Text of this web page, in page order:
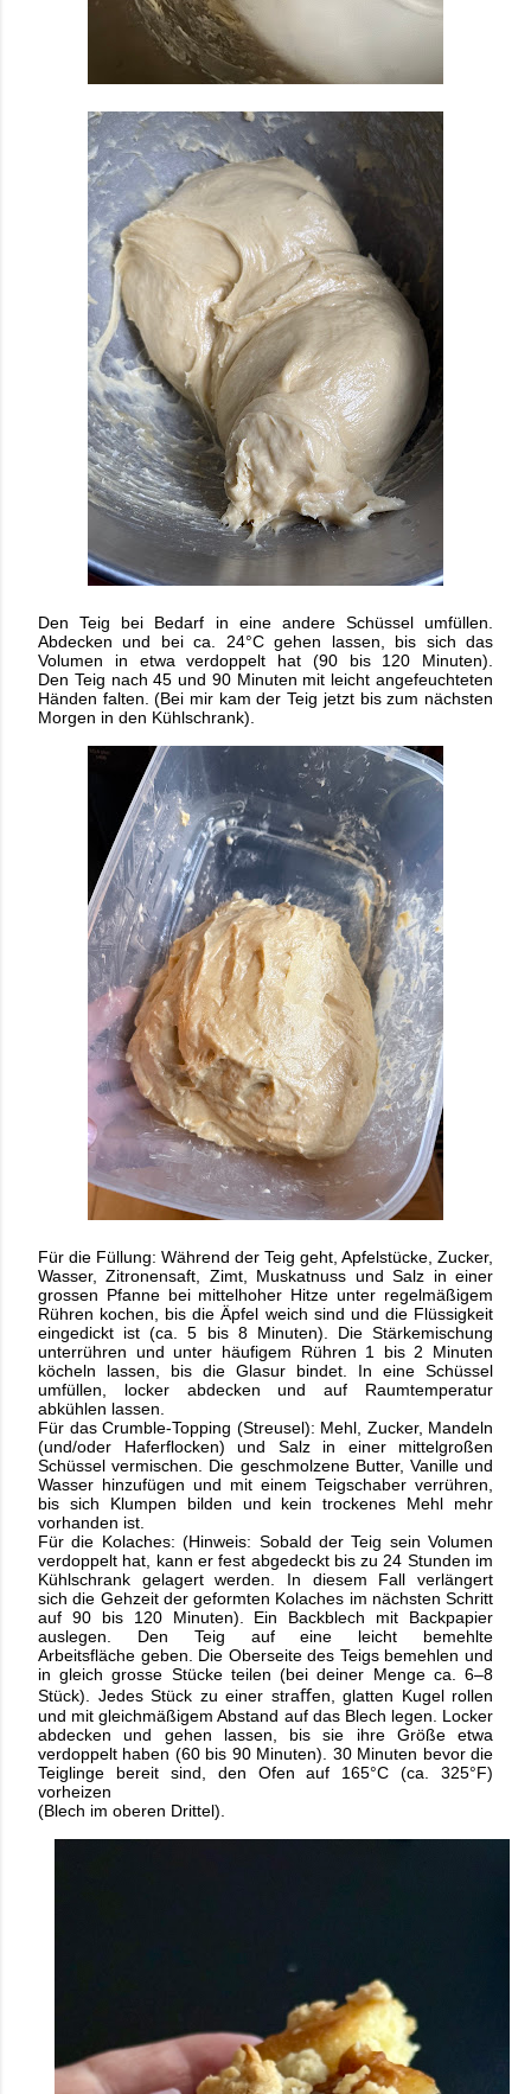
Den Teig bei Bedarf in eine andere Schüssel umfüllen.
Abdecken und bei ca. 24°Cgehen lassen, bis sich das
Volumen in etwa verdoppelt hat (90 bis 120 Minuten).
Den Teig nach 45 und 90 Minuten mit leicht angefeuchteten
Händen falten. (Bei mir kam der Teig jetzt bis zum nächsten
Morgen in den Kühlschrank).
Für die Füllung: Während der Teig geht, Apfelstücke, Zucker,
Wasser, Zitronensaft, Zimt, Muskatnuss und Salz in einer
grossen Pfanne bei mittelhoher Hitze unter regelmäßigem
Rühren kochen, bis die Äpfel weich sind und die Flüssigkeit
eingedickt ist (ca. 5 bis 8 Minuten). Die Stärkemischung
unterrühren und unter häufigem Rühren 1 bis 2 Minuten
köcheln lassen, bis die Glasur bindet. In eine Schüssel
umfüllen, locker abdecken und auf Raumtemperatur
abkühlen lassen.
Für das Crumble-Topping (Streusel): Mehl, Zucker, Mandeln
(und/oder Haferflocken) und Salz in einer mittelgroßen
Schüssel vermischen. Die geschmolzene Butter, Vanille und
Wasser hinzufügen und mit einem Teigschaber verrühren,
bis sich Klumpen bilden und kein trockenes Mehl mehr
vorhanden ist.
Für die Kolaches: (Hinweis: Sobald der Teig sein Volumen
verdoppelt hat, kann er fest abgedeckt bis zu 24 Stunden im
Kühlschrank gelagert werden. In diesem Fall verlängert
sichdie Gehzeit der geformten Kolaches im nächsten Schritt
auf 90 bis 120 Minuten). Ein Backblech mit Backpapier
auslegen. Den Teig auf eine leicht bemehlte
Arbeitsfläche geben. Die Oberseite des Teigs bemehlen und
in gleich grosse Stücke teilen (bei deiner Menge ca. 6–8
Stück). Jedes Stück zu einer straﬀen, glatten Kugel rollen
und mitgleichmäßigem Abstand auf das Blech legen. Locker
abdecken und gehen lassen, bissie ihre Größe etwa
verdoppelt haben (60 bis 90 Minuten). 30 Minuten bevor die
Teiglinge bereit sind, den Ofen auf 165°C (ca. 325°F)
vorheizen
(Blech im oberen Drittel).